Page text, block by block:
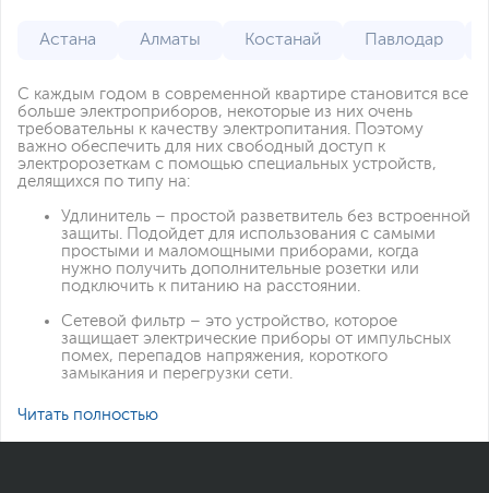
Астана Алматы Костанай Павлодар
С каждым годом в современной квартире становится все
больше электроприборов, некоторые из них очень
требовательны к качеству электропитания. Поэтому
важно обеспечить для них свободный доступ к
электророзеткам с помощью специальных устройств,
делящихся по типу на:
Удлинитель – простой разветвитель без встроенной
защиты. Подойдет для использования с самыми
простыми и маломощными приборами, когда
нужно получить дополнительные розетки или
подключить к питанию на расстоянии.
Сетевой фильтр – это устройство, которое
защищает электрические приборы от импульсных
помех, перепадов напряжения, короткого
замыкания и перегрузки сети.
Умная розетка – позволяет управлять параметрами
включать или отключать его удаленно с помощью
Читать полностью